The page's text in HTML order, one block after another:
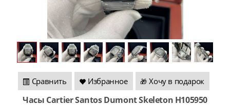
Сравнить Избранное 🎁 Хочу в подарок
Часы Cartier Santos Dumont Skeleton H105950